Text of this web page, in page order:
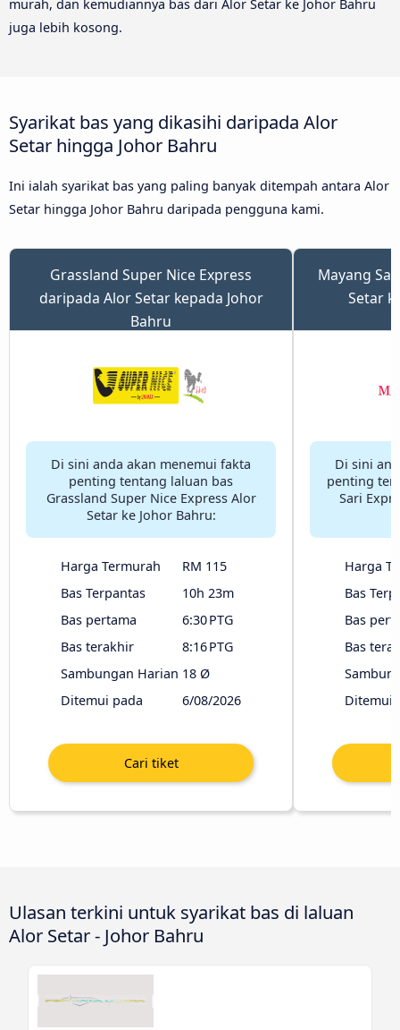
murah, dan kemudiannya bas dari Alor Setar ke Johor Bahru
juga lebih kosong.
Syarikat bas yang dikasihi daripada Alor
Setar hingga Johor Bahru
Ini ialah syarikat bas yang paling banyak ditempah antara Alor
Setar hingga Johor Bahru daripada pengguna kami.
Grassland Super Nice Express
daripada Alor Setar kepada Johor
Bahru
Di sini anda akan menemui fakta
penting tentang laluan bas
Grassland Super Nice Express Alor
Setar ke Johor Bahru:
Harga Termurah
RM 115
Bas Terpantas
10h 23m
Bas pertama
6:30 PTG
Bas terakhir
8:16 PTG
Sambungan Harian 18 Ø
Ditemui pada
6/08/2026
Mayang
Setar
Di sini
penting
Sari
Harga
Bas
Bas
Bas
Ditemui
Ulasan terkini untuk syarikat bas di laluan
Alor Setar - Johor Bahru